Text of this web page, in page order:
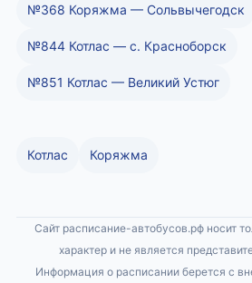
№368 Коряжма — Сольвычегодск
№844 Котлас — с. Красноборск
№851 Котлас — Великий Устюг
Котлас Коряжма
Сайт расписание-автобусов.рф носит
характер и не является
Информация о расписании берется с